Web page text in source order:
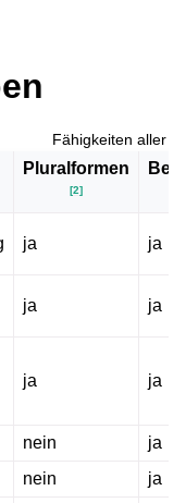
Fähigkeiten aller
Pluralformen
[2]
ja ja
ja ja
ja ja
nein
ja
nein
ja